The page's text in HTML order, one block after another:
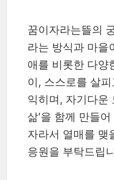
꿈이자라는뜰의
라는 방식과 마을
애를 비롯한 다양
이, 스스로를 살
익히며, 자기다운
삶'을 함께 만들
자라서 열매를 맺
응원을 부탁드립